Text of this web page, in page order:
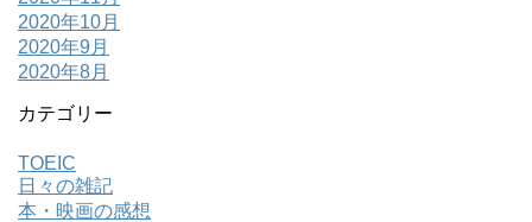
2020年10月
2020年9月
2020年8月
カテゴリー
TOEIC
日々の雑記
本・映画の感想